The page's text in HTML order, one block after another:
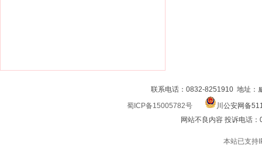
联系电话：0832-8251910 地址
蜀ICP备15005782号
川公安网备
网站不良内容 投诉电话
本站已支持